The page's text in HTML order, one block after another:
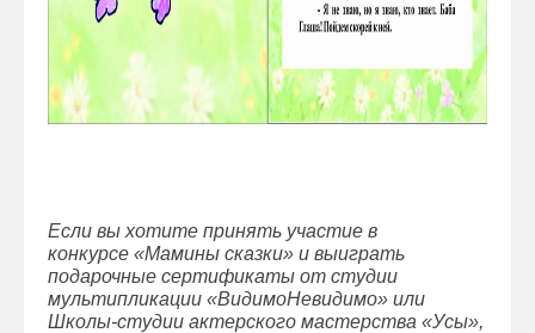
Если вы хотите принять участие в
конкурсе «Мамины сказки» и выиграть
подарочные сертификаты от студии
мультипликации «ВидимоНевидимо» или
Школы-студии актерского мастерства «Усы»,